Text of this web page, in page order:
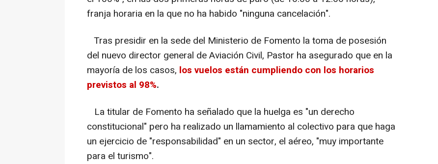
franja horaria en la que no ha habido "ninguna cancelación".
Tras presidir en la sede del Ministerio de Fomento la toma de posesión
del nuevo director general de Aviación Civil, Pastor ha asegurado que en la
mayoría de los casos, los vuelos están cumpliendo con los horarios
previstos al 98%.
La titular de Fomento ha señalado que la huelga es "un derecho
constitucional" pero ha realizado un llamamiento al colectivo para que haga
un ejercicio de "responsabilidad" en un sector, el aéreo, "muy importante
para el turismo".